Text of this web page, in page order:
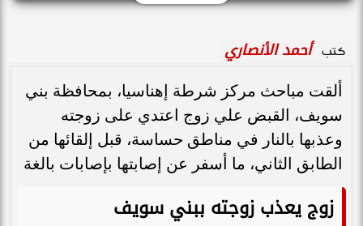
كتب أحمد الأنصاري
ألقت مباحث مركز شرطة إهناسيا، بمحافظة بني
سويف، القبض علي زوج اعتدي على زوجته
وعذبها بالنار في مناطق حساسة، قبل إلقائها من
الطابق الثاني، ما أسفر عن إصابتها بإصابات بالغة
زوج يعذب زوجته ببني سويف